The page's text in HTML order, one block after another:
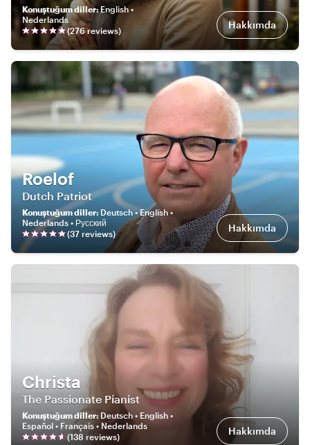
Konuştuğum diller: English •
Nederlands
(276reviews) Hakkımda
Roelof
Dutch Patriot
Konuştuğum diller: Deutsch • English •
Nederlands • Русский
(37 reviews) Hakkımda
Christa
The Passionate Pianist
Konuştuğum diller: Deutsch • English •
Español • Français • Nederlands
(138 reviews) Hakkımda